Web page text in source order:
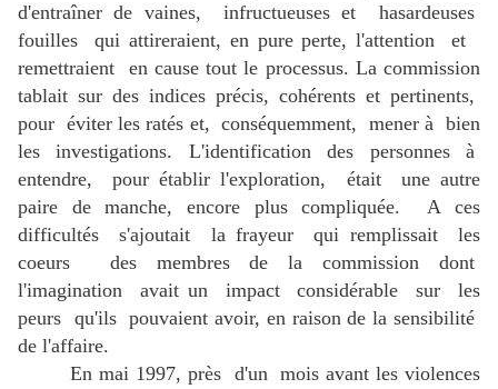
d'entraîner de vaines, infructueuses et hasardeuses
fouilles qui attireraient, en pure perte, l'attention et
remettraient en cause tout le processus. La commission
tablait sur des indices précis, cohérents et pertinents,
pour éviter les ratés et, conséquemment, mener à bien
les investigations. L'identification des personnes à
entendre, pour établir l'exploration, était une autre
paire de manche, encore plus compliquée. A ces
difficultés s'ajoutait la frayeur qui remplissait les
coeurs des membres de la commission dont
l'imagination avait un impact considérable sur les
peurs qu'ils pouvaient avoir, en raison de la sensibilité
de l'affaire.
En mai 1997, près d'un mois avant les violences